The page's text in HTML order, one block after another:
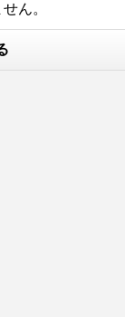
ん。